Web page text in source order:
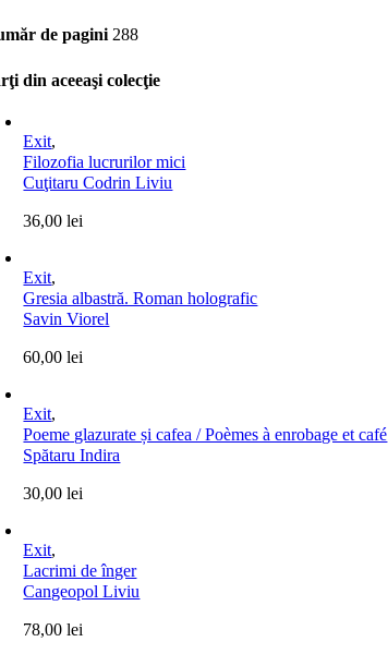
de pagini 288
din aceeaşi colecţie
Exit,
Filozofia lucrurilor mici
Cuţitaru Codrin Liviu
36,00lei
Exit,
Gresia albastră. Roman holografic
Savin Viorel
60,00lei
Exit,
Poeme glazurate și cafea / Poèmes à enrobage et café
Spătaru Indira
30,00lei
Exit,
Lacrimi de înger
Cangeopol Liviu
78,00lei